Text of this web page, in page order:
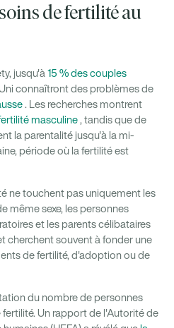
de fertilité au
jusqu'à 15 % des couples
connaîtront des problèmes de
. Les recherches montrent
masculine, tandis que de
la parentalité jusqu'à la mi-
période où la fertilité est
ne touchent pas uniquement les
même sexe, les personnes
et les parents célibataires
cherchent souvent à fonder une
de fertilité, d'adoption ou de
du nombre de personnes
Un rapport de l'Autorité de